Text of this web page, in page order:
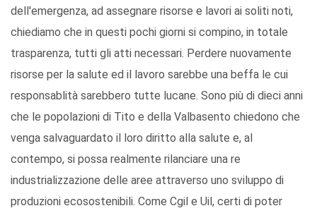
dell'emergenza, ad assegnare risorse e lavori ai soliti noti,
chiediamo che in questi pochi giorni si compino, in totale
trasparenza, tutti gli atti necessari. Perdere nuovamente
risorse per la salute ed il lavoro sarebbe una beffa le cui
responsablità sarebbero tutte lucane. Sono più di dieci anni
che le popolazioni di Tito e della Valbasento chiedono che
venga salvaguardato il loro diritto alla salute e, al
contempo, si possa realmente rilanciare una re
industrializzazione delle aree attraverso uno sviluppo di
produzioni ecosostenibili. Come Cgil e Uil, certi di poter